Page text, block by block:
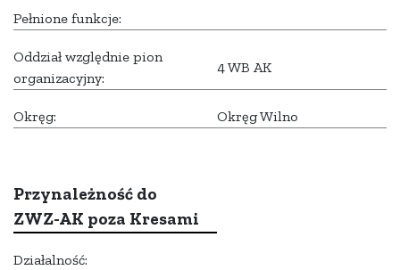
Pełnione funkcje:
Oddział względnie pion
organizacyjny:
4 WB AK
Okręg: Okręg Wilno
Przynależność do
ZWZ-AK poza Kresami
Działalność: